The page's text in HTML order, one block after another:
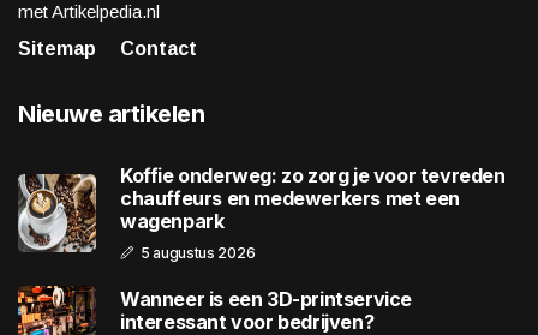
met Artikelpedia.nl
Sitemap
Contact
Nieuwe artikelen
Koffie onderweg: zo zorg je voor tevreden
chauffeurs en medewerkers met een
wagenpark
5 augustus 2026
Wanneer is een 3D-printservice
interessant voor bedrijven?